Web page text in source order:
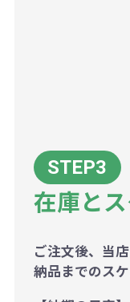
在庫と
ご注文後、当
納品までのス